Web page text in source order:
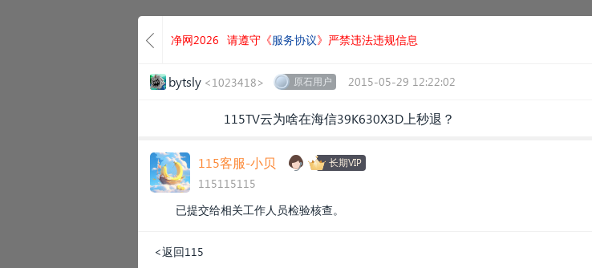
净网2026 请遵守《服务协议》严禁违法违规信息
bytsly <1023418> 原石用户 2015-05-29 12:22:02
115TV云为啥在海信39K630X3D上秒退？
115客服-小贝 长期VIP
115115115
已提交给相关工作人员检验核查。
<返回115